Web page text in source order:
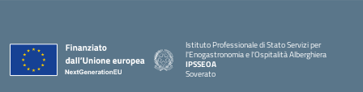
Istituto Professionale di Stato Servizi per
l'Enogastronomia e l'Ospitalità Alberghiera
IPSSEOA
Soverato